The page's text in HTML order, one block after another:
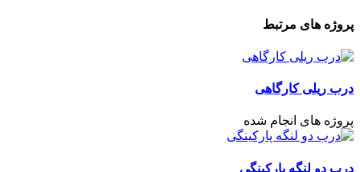
پروژه های مرتبط
درب ریلی کارگاهی
پروژه های انجام شده
درب دو لنگه پارکینگی